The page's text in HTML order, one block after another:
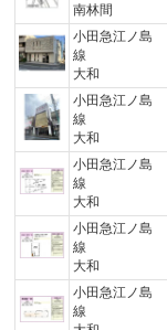
南林間
小田急江ノ島
線
大和
小田急江ノ島
線
大和
小田急江ノ島
線
大和
小田急江ノ島
線
大和
小田急江ノ島
線